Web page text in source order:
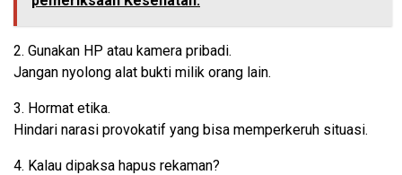
2. Gunakan HP atau kamera pribadi.
Jangan nyolong alat bukti milik orang lain.
3. Hormat etika.
Hindari narasi provokatif yang bisa memperkeruh situasi.
4. Kalau dipaksa hapus rekaman?